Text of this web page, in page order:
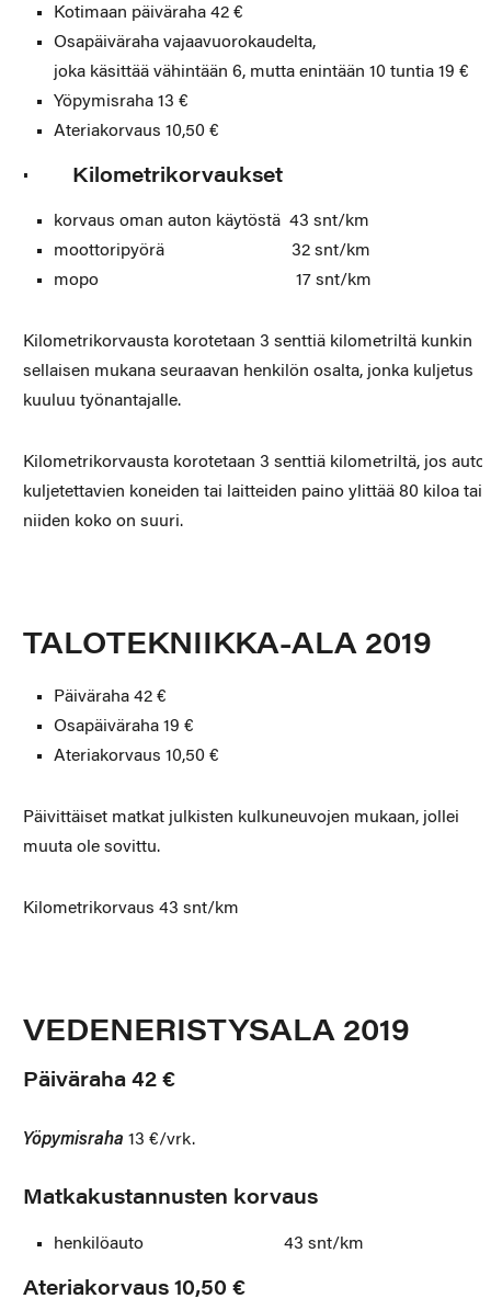
Kotimaan päiväraha 42 €
Osapäiväraha vajaavuorokaudelta,
joka käsittää vähintään 6, mutta enintään 10 tuntia 19 €
Yöpymisraha 13 €
Ateriakorvaus 10,50 €
· Kilometrikorvaukset
korvaus oman auton käytöstä 43 snt/km
moottoripyörä 32 snt/km
mopo 17 snt/km
Kilometrikorvausta korotetaan 3 senttiä kilometriltä kunkin
sellaisen mukana seuraavan henkilön osalta, jonka kuljetus
kuuluu työnantajalle.
Kilometrikorvausta korotetaan 3 senttiä kilometriltä, jos
kuljetettavien koneiden tai laitteiden paino ylittää 80 kiloa tai
niiden koko on suuri.
TALOTEKNIIKKA-ALA 2019
Päiväraha 42 €
Osapäiväraha 19 €
Ateriakorvaus 10,50 €
Päivittäiset matkat julkisten kulkuneuvojen mukaan, jollei
muuta ole sovittu.
Kilometrikorvaus 43 snt/km
VEDENERISTYSALA 2019
Päiväraha 42 €
Yöpymisraha 13 €/vrk.
Matkakustannusten korvaus
henkilöauto 43 snt/km
Ateriakorvaus 10,50 €